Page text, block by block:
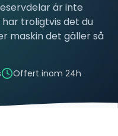
är inte
troligtvis det du
maskin det gäller så
Offert inom 24h